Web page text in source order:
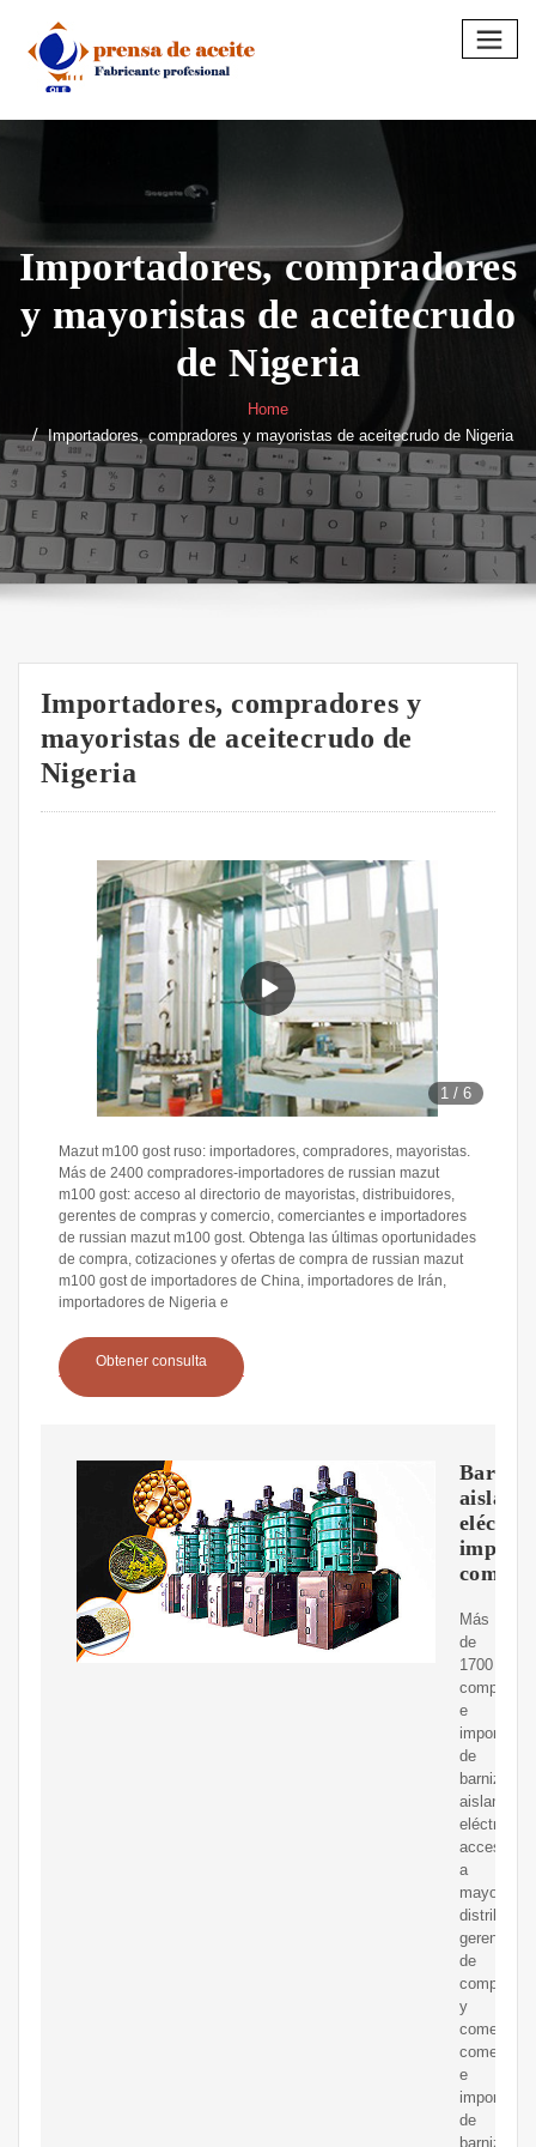
content
Importadores, compradores
y mayoristas de aceitecrudo
de Nigeria
Home
Importadores, compradores y mayoristas de aceitecrudo de Nigeria
Importadores, compradores y
mayoristas de aceitecrudo de
Nigeria
1 /6
Mazut m100 gost ruso: importadores, compradores, mayoristas.
Más de 2400 compradores-importadores de russian mazut
m100 gost: acceso al directorio de mayoristas, distribuidores,
gerentes de compras y comercio, comerciantes e importadores
de russian mazut m100 gost. Obtenga las últimas oportunidades
de compra, cotizaciones y ofertas de compra de russian mazut
m100 gost de importadores de China, importadores de Irán,
importadores de Nigeria e
Obtener consulta
Barniz
aislante
Más
de
1700
e
de
barniz
aislante
eléctrico:
acceso
a
gerentes
de
compras
y
e
de
barniz